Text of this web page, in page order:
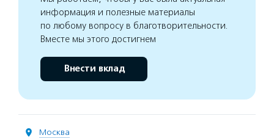
информация и полезные материалы
по любому вопросу в благотворительности.
Вместе мы этого достигнем
Внести вклад
Москва